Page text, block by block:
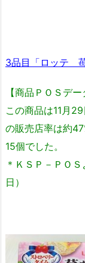
3品目「ロッテ
【商品ＰＯＳデ
この商品は11月
の販売店率は約
15個でした。
＊ＫＳＰ－ＰＯ
日）